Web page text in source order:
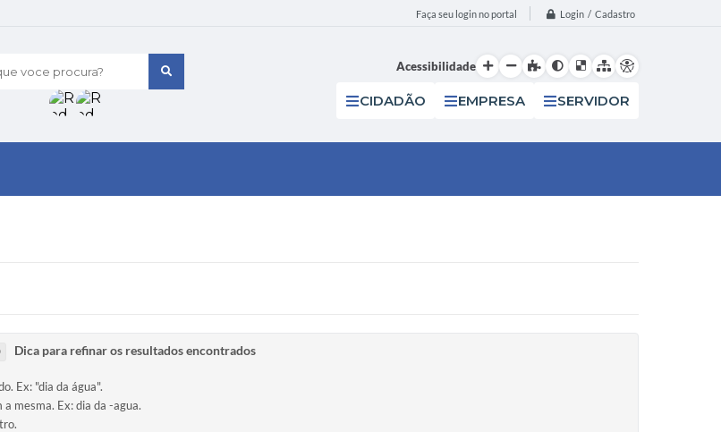
Faça seu login no portal Login / Cadastro
voce procura? Acessibilidade
CIDADÃO EMPRESA SERVIDOR
Dica para refinar os resultados encontrados
Ex: "dia da água".
mesma. Ex: dia da -agua.